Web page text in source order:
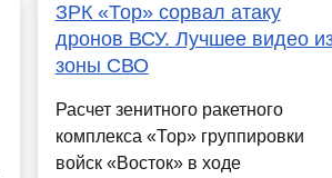
ЗРК «Тор» сорвал атаку
дронов ВСУ. Лучшее видео
зоны СВО
Расчет зенитного ракетного
комплекса «Тор» группировки
войск «Восток» в ходе